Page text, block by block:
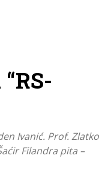
Ivanić. Prof. Zlatko
Filandra pita –